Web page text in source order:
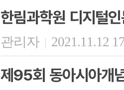
한림과학원 디지털
관리자 | 2021.11.12
제95회 동아시아개